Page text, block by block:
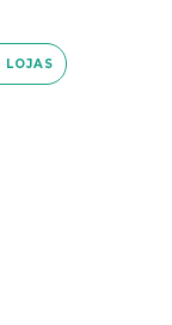
LOJAS